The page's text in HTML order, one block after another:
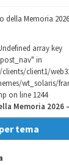
della Memoria
array key
in
client1/
wt_solaris/
on line 1244
Memoria 2026
tema